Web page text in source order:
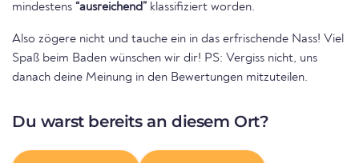
mindestens “ausreichend” klassifiziert worden.
Also zögere nicht und tauche ein in das erfrischende Nass! Viel
Spaß beim Baden wünschen wir dir! PS: Vergiss nicht, uns
danach deine Meinung in den Bewertungen mitzuteilen.
Du warst bereits an diesem Ort?